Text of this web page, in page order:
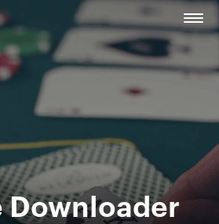
Downloader